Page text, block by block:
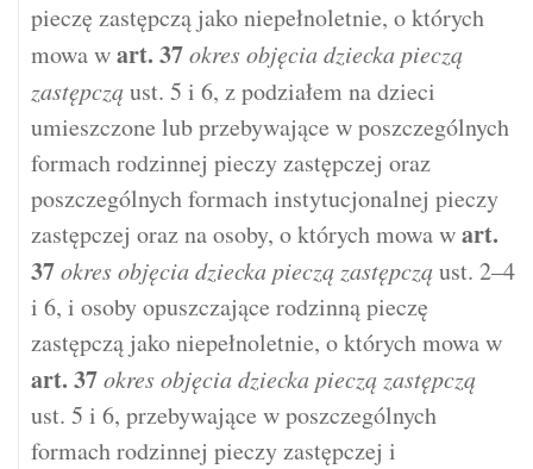
pieczę zastępczą jako niepełnoletnie, o których
mowa wart. 37okres objęcia dziecka pieczą
zastępcząust. 5 i 6, z podziałem na dzieci
umieszczone lub przebywające w poszczególnych
formach rodzinnej pieczy zastępczej oraz
poszczególnych formach instytucjonalnej pieczy
zastępczej oraz na osoby, o których mowa wart.
37okres objęcia dziecka pieczą zastępcząust. 2–4
i 6, i osoby opuszczające rodzinną pieczę
zastępczą jako niepełnoletnie, o których mowa w
art. 37okres objęcia dziecka pieczą zastępczą
ust. 5 i 6, przebywające w poszczególnych
formach rodzinnej pieczy zastępczej i